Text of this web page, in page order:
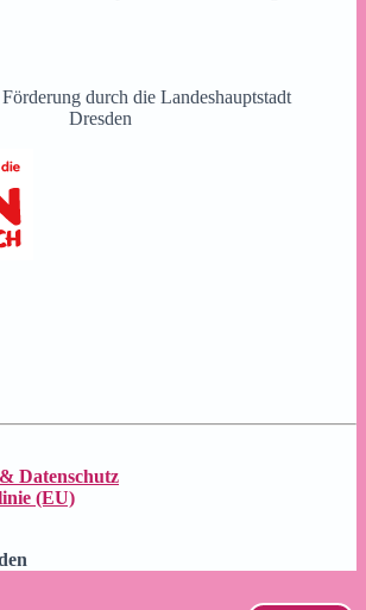
Datenschutz
(EU)